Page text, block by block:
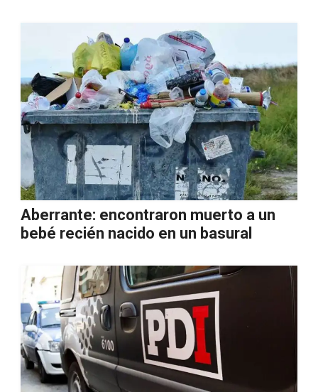
Aberrante: encontraron muerto a un
bebé recién nacido en un basural